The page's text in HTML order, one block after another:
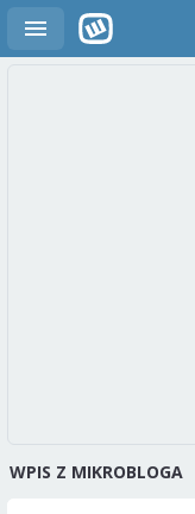
WPIS Z MIKROBLOGA